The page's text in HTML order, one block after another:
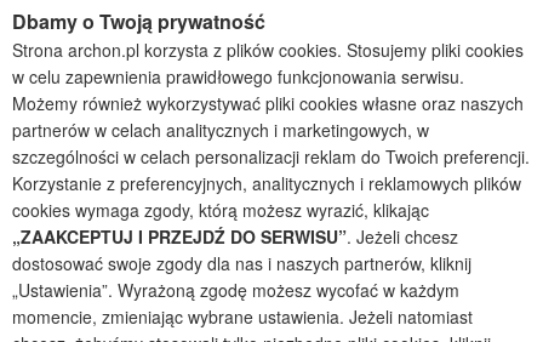
Kolekcje projektów
Gotowe projekty domów
Projekty domów tanich w budowie
Projekty domów szeregowych
Projekty małych domów (do 150 m2)
Projekty domów wielorodzinnych
Projekty domów bliźniaczych
Projekty domów nowoczesnych
Dbamy o Twoją prywatność
Strona archon.pl korzysta z plików cookies. Stosujemy pliki cookies
w celu zapewnienia prawidłowego funkcjonowania serwisu.
Możemy również wykorzystywać pliki cookies własne oraz naszych
partnerów w celach analitycznych i marketingowych, w
szczególności w celach personalizacji reklam do Twoich preferencji.
Korzystanie z preferencyjnych, analitycznych i reklamowych plików
cookies wymaga zgody, którą możesz wyrazić, klikając
„ZAAKCEPTUJ I PRZEJDŹ DO SERWISU”. Jeżeli chcesz
dostosować swoje zgody dla nas i naszych partnerów, kliknij
„Ustawienia”. Wyrażoną zgodę możesz wycofać w każdym
momencie, zmieniając wybrane ustawienia. Jeżeli natomiast